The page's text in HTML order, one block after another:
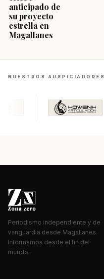
anticipado de
su proyecto
estrella en
Magallanes
NUESTROS AUSPICIADORES
Periodismo independiente y de
vanguardia desde Magallanes.
Informamos desde el fin del
mundo.